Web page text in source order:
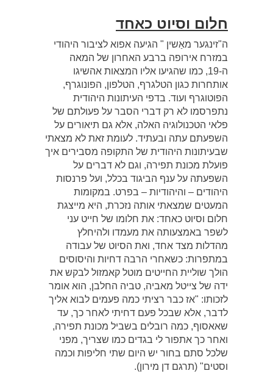
חלום וסיוט כאחד
ה"זינגער מאַשין " הגיעה אפוא לציבור היהודי
במזרח אירופה ברבע האחרון של המאה
ה-19, כמו שהגיעו אליו המצאות אהשיגו
אותחרות כגון הטלגרף, הטלפון, הפונוגרף,
הפוטוגרף ועוד. בדפי העיתונות היהודית
נתפרסמו לא רק דברי הסבר על פעולתם של
פלאי הטכנולוגיה האלה, אלא גם תיאורים על
השפעתם עתה ובעתיד. לעומת זאת לא מצאתי
שבעיתונות היהודית של התקופה מסבירים איך
פועלת מכונת תפירה, וגם לא דברים על
השפעתה על ענף הביגוד בכלל, ועל פרנסות
היהודים – והיהודיות – בפרט. במקומות
המעטים שמצאתי אותה נזכרת, היא מייצגת
חלום וסיוט כאחד: את חלומו של חייט עני
לשפר באמצעותה את מעמדו ולהיחלץ
מהדלות מצד אחד, ואת הסיוט של עבודה
במתפרות: כשאחרי הרבה דחיות והיסוסים
הולך שוליית החייטים מוטל קאמזול לבקש את
ידה של צייטל מאביה, טביה החלבן, הוא אומר
לזכותו: "אז כבר רציתי כמה פעמים לבוא אליך
לדבר, אלא שבכל פעם דחיתי לאחר כך, עד
שאאסוף, כמה רובלים בשביל מכונת תפירה,
ואחר כך אתפור לי בגדים כמו שצריך, מפני
שלכל סתם בחור יש היום שתי חליפות וכמה
וסטים" (תרגם דן מירון).